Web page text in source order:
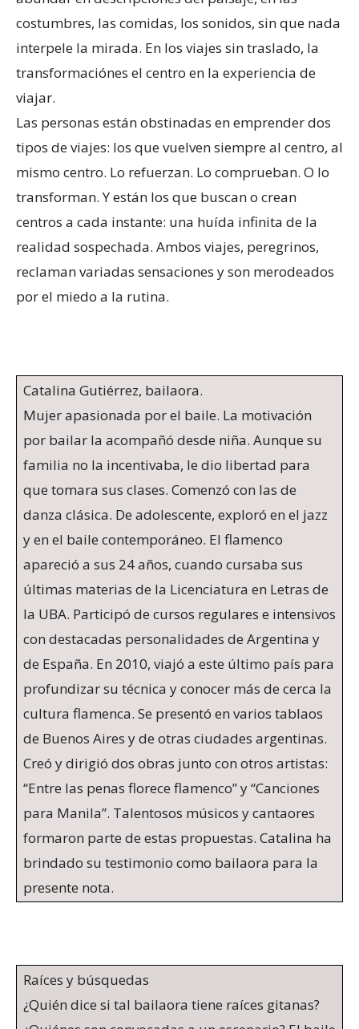
costumbres, las comidas, los sonidos, sin que nada
interpele la mirada. En los viajes sin traslado, la
transformaciónes el centro en la experiencia de
viajar.
Las personas están obstinadas en emprender dos
tipos de viajes: los que vuelven siempre al centro, al
mismo centro. Lo refuerzan. Lo comprueban. O lo
transforman. Y están los que buscan o crean
centros a cada instante: una huída infinita de la
realidad sospechada. Ambos viajes, peregrinos,
reclaman variadas sensaciones y son merodeados
por el miedo a la rutina.
Catalina Gutiérrez, bailaora.
Mujer apasionada por el baile. La motivación
por bailar la acompañó desde niña. Aunque su
familia no la incentivaba, le dio libertad para
que tomara sus clases. Comenzó con las de
danza clásica. De adolescente, exploró en el jazz
y en el baile contemporáneo. El flamenco
apareció a sus 24 años, cuando cursaba sus
últimas materias de la Licenciatura en Letras de
la UBA. Participó de cursos regulares e intensivos
con destacadas personalidades de Argentina y
de España. En 2010, viajó a este último país para
profundizar su técnica y conocer más de cerca la
cultura flamenca. Se presentó en varios tablaos
de Buenos Aires y de otras ciudades argentinas.
Creó y dirigió dos obras junto con otros artistas:
“Entre las penas florece flamenco” y “Canciones
para Manila”. Talentosos músicos y cantaores
formaron parte de estas propuestas. Catalina ha
brindado su testimonio como bailaora para la
presente nota.
Raíces y búsquedas
¿Quién dice si tal bailaora tiene raíces gitanas?